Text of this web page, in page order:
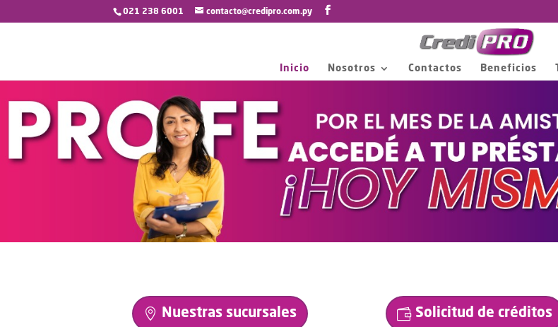
021 238 6001 contacto@credipro.com.py
Inicio Nosotros Contactos Beneficios
Nuestras sucursales Solicitud de créditos